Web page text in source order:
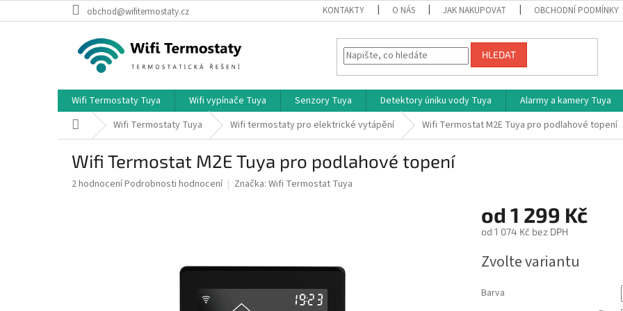
na
obchod@wifitermostaty.cz KONTAKTY O NÁS JAK NAKUPOVAT OBCHODNÍ PODMÍNKY
HLEDAT
Wifi Termostaty Tuya Wifi vypínače Tuya Senzory Tuya Detektory úniku vody Tuya Alarmy a kamery Tuya
Domů Wifi Termostaty Tuya Wifi termostaty pro elektrické vytápění Wifi Termostat M2E Tuya pro podlahové topení
Wifi Termostat M2E Tuya pro podlahové topení
Průměrné
2 hodnoceníPodrobnosti hodnocení Značka: Wifi Termostat Tuya
od 1 299 Kč
od 1 074 Kč bez DPH
cena:
Zvolte variantu
Barva